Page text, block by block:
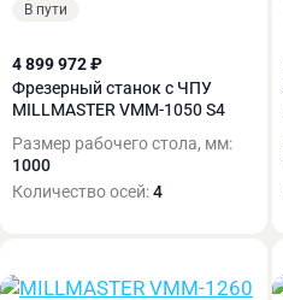
В пути
4 899 972 ₽
Фрезерный станок с ЧПУ
MILLMASTER VMM-1050 S4
Размер рабочего стола, мм:
1000
Количество осей:4